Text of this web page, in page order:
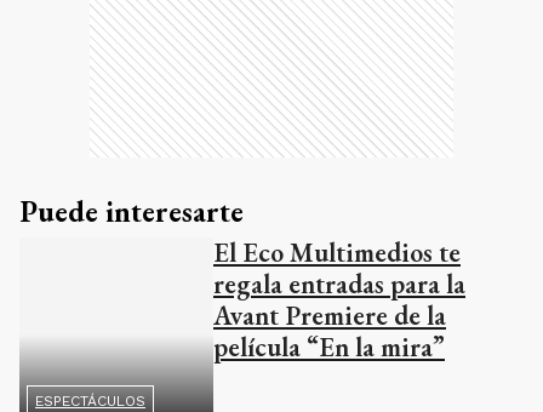
Puede interesarte
ESPECTÁCULOS
El Eco Multimedios te
regala entradas para la
Avant Premiere de la
película “En la mira”